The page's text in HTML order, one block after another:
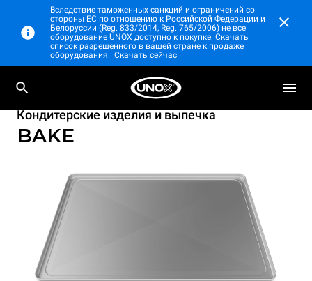
Вследствие таможенных санкций и ограничений со
стороны ЕС по отношению к Российской Федерации и
Белоруссии (Reg. 833/2014, Reg. 765/2006) не все
оборудование UNOX доступно к покупке. Скачать
список разрешенного в вашей стране к продаже
оборудования. Скачать сейчас
Кондитерские изделия и выпечка
BAKE